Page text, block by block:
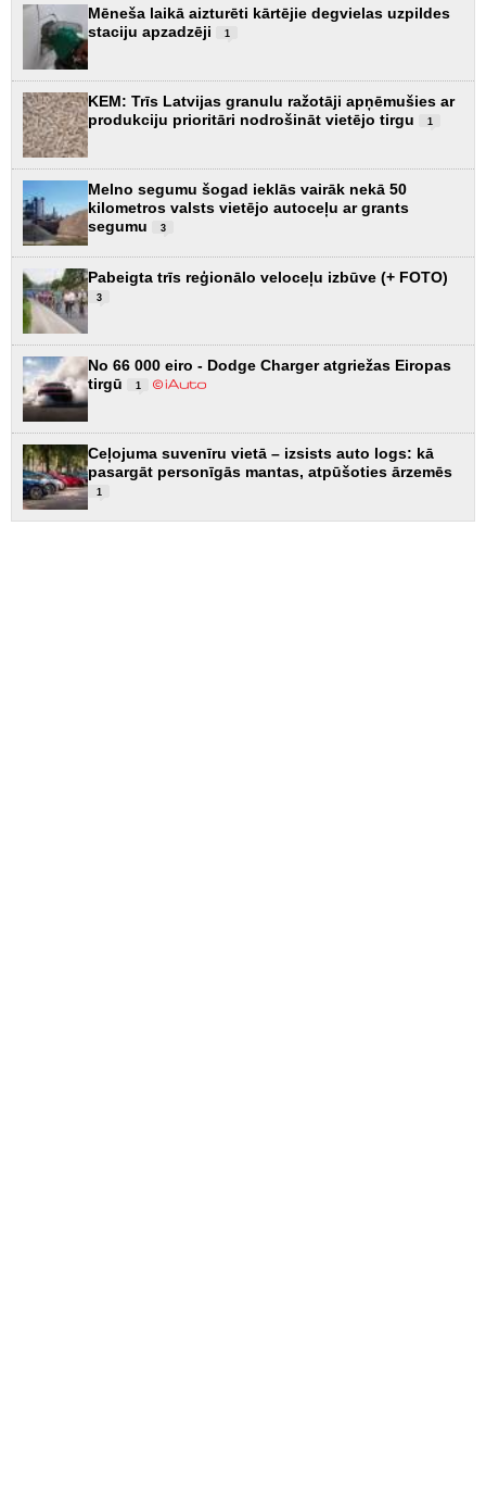
Mēneša laikā aizturēti kārtējie degvielas uzpildes
staciju apzadzēji
1
KEM: Trīs Latvijas granulu ražotāji apņēmušies ar
produkciju prioritāri nodrošināt vietējo tirgu
1
Melno segumu šogad ieklās vairāk nekā 50
kilometros valsts vietējo autoceļu ar grants
segumu
3
Pabeigta trīs reģionālo veloceļu izbūve (+ FOTO)
3
No 66 000 eiro - Dodge Charger atgriežas Eiropas
tirgū
1
Ceļojuma suvenīru vietā – izsists auto logs: kā
pasargāt personīgās mantas, atpūšoties ārzemēs
1